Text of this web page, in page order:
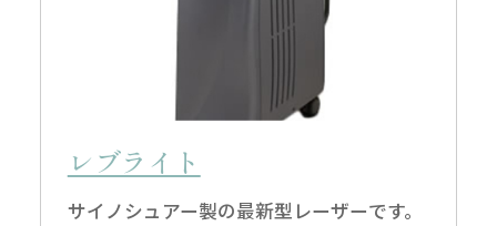
レブライト
サイノシュアー製の最新型レーザーです。